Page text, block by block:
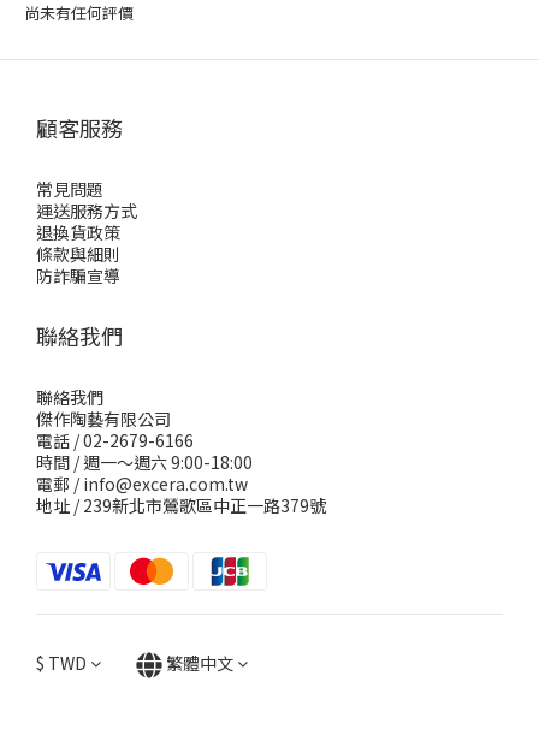
尚未有任何評價
顧客服務
常見問題
運送服務方式
退換貨政策
條款與細則
防詐騙宣導
聯絡我們
聯絡我們
傑作陶藝有限公司
電話 / 02-2679-6166
時間 / 週一～週六 9:00-18:00
電郵 / info@excera.com.tw
地址 / 239新北市鶯歌區中正一路379號
$ TWD 繁體中文